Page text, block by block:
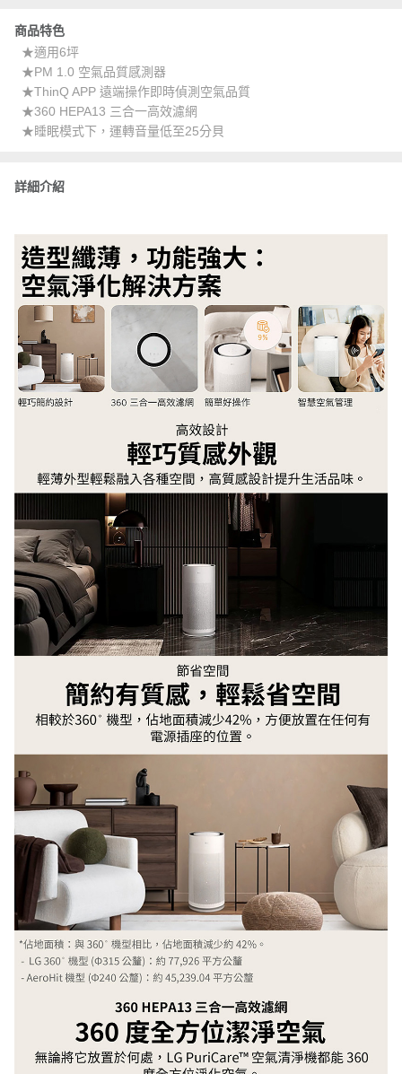
商品特色
★適用6坪
★PM 1.0 空氣品質感測器
★ThinQ APP 遠端操作即時偵測空氣品質
★360 HEPA13 三合一高效濾網
★睡眠模式下，運轉音量低至25分貝
詳細介紹